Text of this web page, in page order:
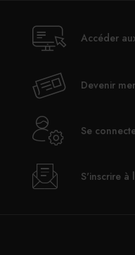
Le Mas de Peint
Le SDI appelle à
Accéder
Devenir
Se
S'inscrire à